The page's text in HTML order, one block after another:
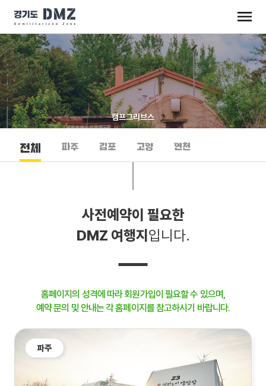
캠프그리브스
전체 파주 김포 고양 연천
사전예약이 필요한
DMZ 여행지 입니다.
홈페이지의 성격에 따라 회원가입이 필요할 수 있으며,
예약 문의 및 안내는 각 홈페이지를 참고하시기 바랍니다.
파주